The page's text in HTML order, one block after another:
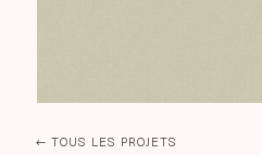
TOUS LES PROJETS